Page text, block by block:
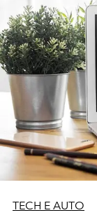
TECH E AUTO